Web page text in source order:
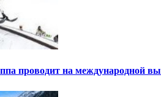
проводит на международной